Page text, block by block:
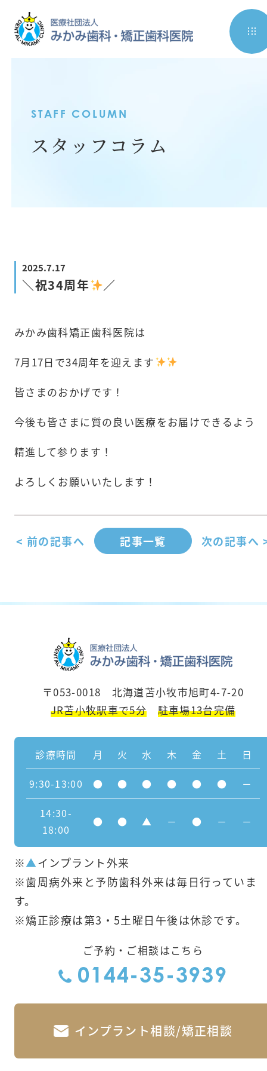
STAFF COLUMN
スタッフコラム
2025.7.17
＼祝34周年 ／
みかみ歯科矯正歯科医院は
7月17日で34周年を迎えます
皆さまのおかげです！
今後も皆さまに質の良い医療をお届けできるよう
精進して参ります！
よろしくお願いいたします！
< 前の記事へ 記事一覧 次の記事へ
〒053-0018 北海道苫小牧市旭町4-7-20
JR苫小牧駅車で5分
駐車場13台完備
診療時間 月 火 水 木 金 土 日
9:30-13:00 ● ● ● ● ● ● －
14:30-
18:00
● ● ▲ － ● － －
※▲インプラント外来
※歯周病外来と予防歯科外来は毎日行っていま
す。
※矯正診療は第3・5土曜日午後は休診です。
ご予約・ご相談はこちら
0144-35-3939
インプラント相談/矯正相談